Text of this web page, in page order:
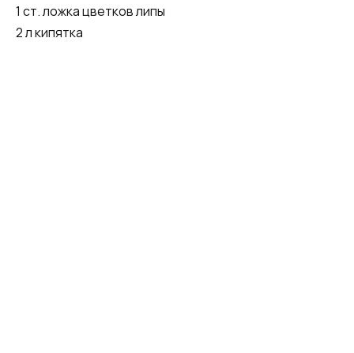
1 ст. ложка цветков липы
2 л кипятка